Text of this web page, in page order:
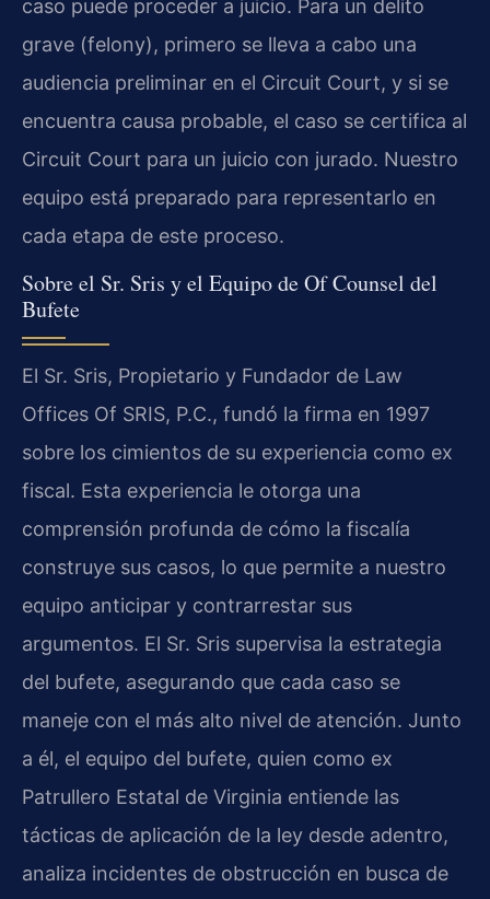
caso puede proceder a juicio. Para un delito
grave (felony), primero se lleva a cabo una
audiencia preliminar en el Circuit Court, y si se
encuentra causa probable, el caso se certifica al
Circuit Court para un juicio con jurado. Nuestro
equipo está preparado para representarlo en
cada etapa de este proceso.
Sobre el Sr. Sris y el Equipo de Of Counsel del
Bufete
El Sr. Sris, Propietario y Fundador de Law
Offices Of SRIS, P.C., fundó la firma en 1997
sobre los cimientos de su experiencia como ex
fiscal. Esta experiencia le otorga una
comprensión profunda de cómo la fiscalía
construye sus casos, lo que permite a nuestro
equipo anticipar y contrarrestar sus
argumentos. El Sr. Sris supervisa la estrategia
del bufete, asegurando que cada caso se
maneje con el más alto nivel de atención. Junto
a él, el equipo del bufete, quien como ex
Patrullero Estatal de Virginia entiende las
tácticas de aplicación de la ley desde adentro,
analiza incidentes de obstrucción en busca de